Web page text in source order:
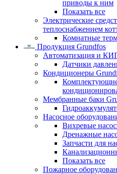
приводы к ним
Показать все
Электрические
теплоснабжением
Комнатные
Продукция Grundfos
Автоматизация и
Датчики
Кондиционеры
Мембранные баки
Насосное
Вихревые
Дренажные
Запчасти для
Показать все
Пожарное